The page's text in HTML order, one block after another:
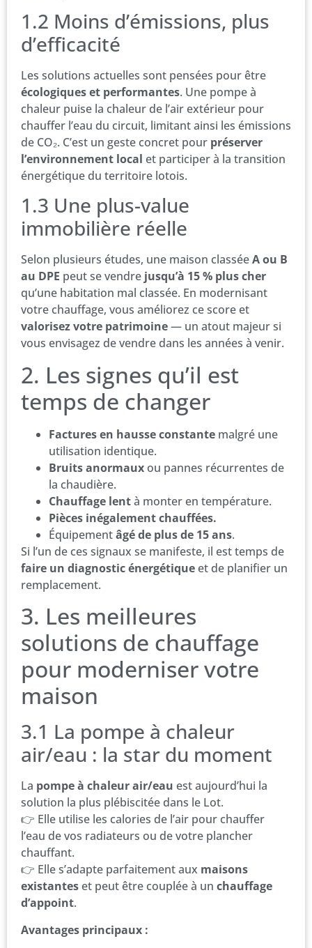
1.2 Moins d’émissions, plus
d’efficacité
Les solutions actuelles sont pensées pour être
écologiques et performantes. Une pompe à
chaleur puise la chaleur de l’air extérieur pour
chauffer l’eau du circuit, limitant ainsi les émissions
de CO₂. C’est un geste concret pour préserver
l’environnement local et participer à la transition
énergétique du territoire lotois.
1.3 Une plus-value
immobilière réelle
Selon plusieurs études, une maison classéeA ou B
au DPE peut se vendre jusqu’à 15 % plus cher
qu’une habitation mal classée. En modernisant
votre chauffage, vous améliorez ce score et
valorisez votre patrimoine— un atout majeur si
vous envisagez de vendre dans les années à venir.
2. Les signes qu’il est
temps de changer
Factures en hausse constante malgré une
utilisation identique.
Bruits anormauxou pannes récurrentes de
la chaudière.
Chauffage lentà monter en température.
Pièces inégalement chauffées.
Équipementâgé de plus de 15 ans.
Si l’un de ces signaux se manifeste, il est temps de
faire un diagnostic énergétique et de planifier un
remplacement.
3. Les meilleures
solutions de chauffage
pour moderniser votre
maison
3.1 La pompe à chaleur
air/eau : la star du moment
La pompe à chaleur air/eau est aujourd’hui la
solution la plus plébiscitée dans le Lot.
👉 Elle utilise les calories de l’air pour chauffer
l’eau de vos radiateurs ou de votre plancher
chauffant.
👉 Elle s’adapte parfaitement aux maisons
existantes et peut être couplée à un chauffage
d’appoint.
Avantages principaux :